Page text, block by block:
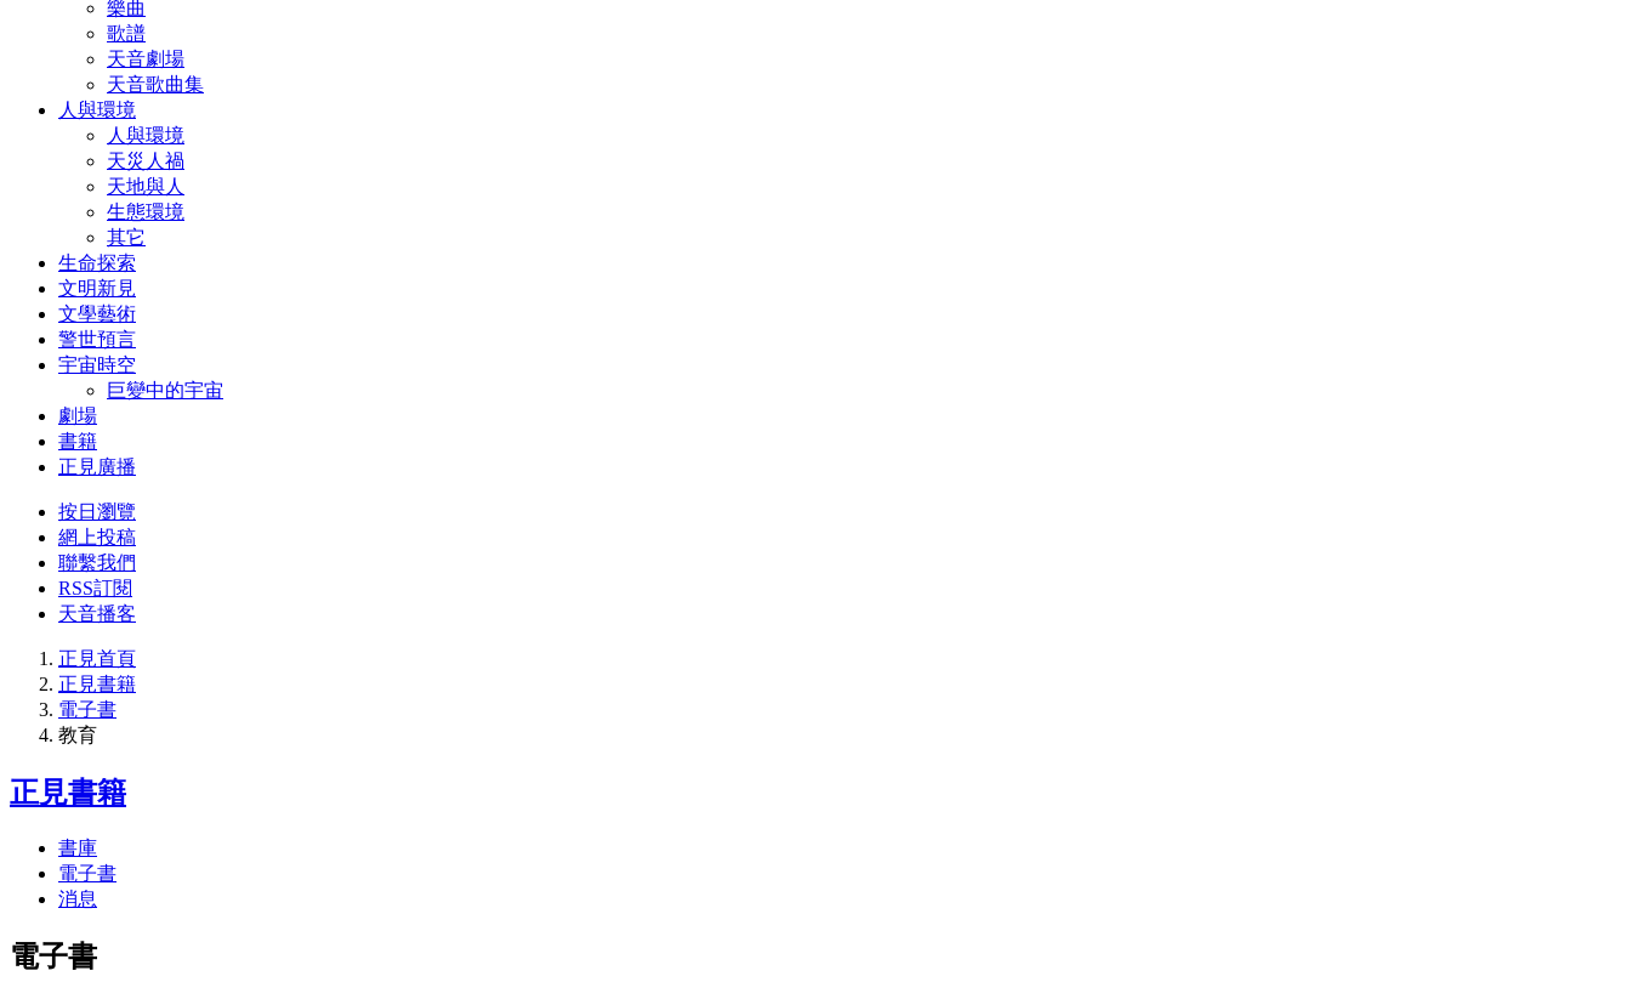
樂曲
歌譜
天音劇場
天音歌曲集
人與環境
人與環境
天災人禍
天地與人
生態環境
其它
生命探索
文明新見
文學藝術
警世預言
宇宙時空
巨變中的宇宙
劇場
書籍
正見廣播
按日瀏覽
網上投稿
聯繫我們
RSS訂閱
天音播客
正見首頁
正見書籍
電子書
教育
正見書籍
書庫
電子書
消息
電子書